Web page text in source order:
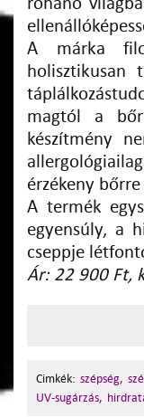
A márka
magtól a
készítmény
érzékeny
A termék
egyensúly, a
cseppje
Ár: 22 900 Ft,
Cimkék: szépség,
UV-sugárzás,